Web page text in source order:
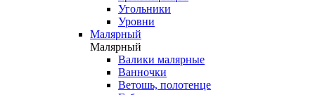
Угольники
Уровни
Малярный
Малярный
Валики малярные
Ванночки
Ветошь, полотенце